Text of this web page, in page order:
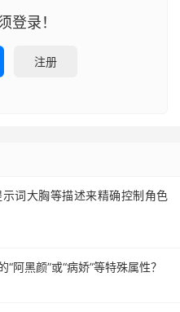
登录！
注册
词大胸等描述来精确控制角色
阿黑颜”或“病娇”等特殊属性？